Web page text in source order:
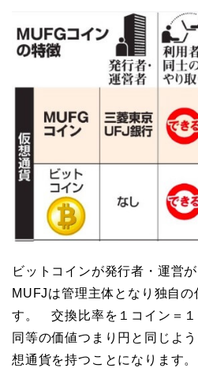
ビットコインが発行者・運営
MUFJは管理主体となり独自の
す。 交換比率を１コイン＝１
同等の価値つまり円と同じよ
想通貨を持つことになります。